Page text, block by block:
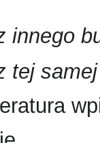
innego
tej